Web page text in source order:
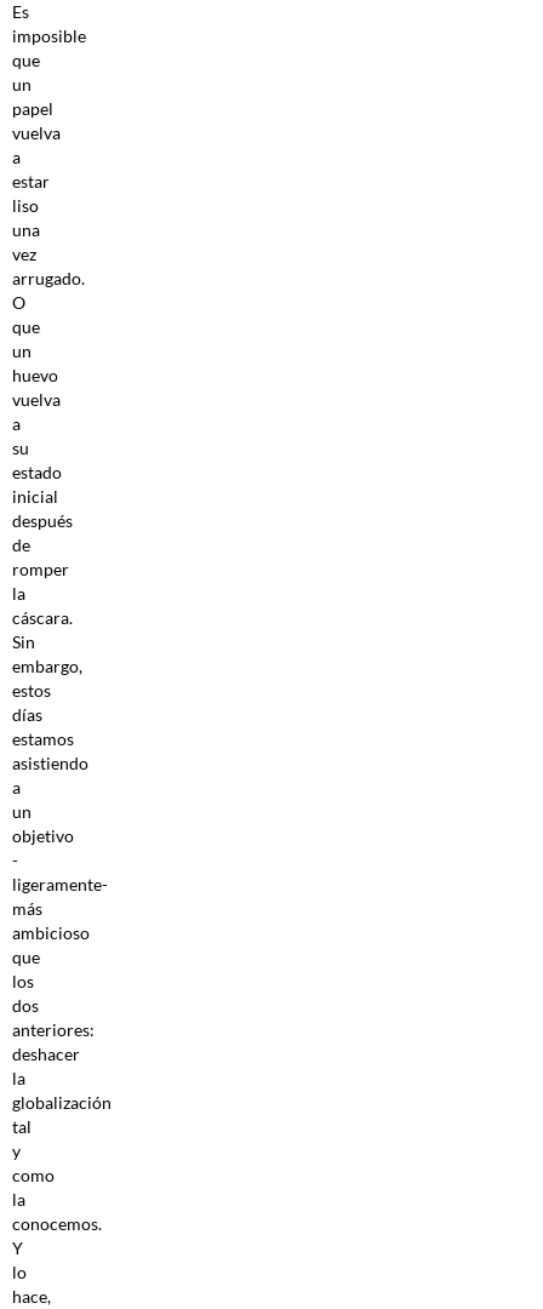
Es
imposible
que
un
papel
vuelva
a
estar
liso
una
vez
arrugado.
O
que
un
huevo
vuelva
a
su
estado
inicial
después
de
romper
la
cáscara.
Sin
embargo,
estos
días
estamos
asistiendo
a
un
objetivo
-
ligeramente-
más
ambicioso
que
los
dos
anteriores:
deshacer
la
globalización
tal
y
como
la
conocemos.
Y
lo
hace,